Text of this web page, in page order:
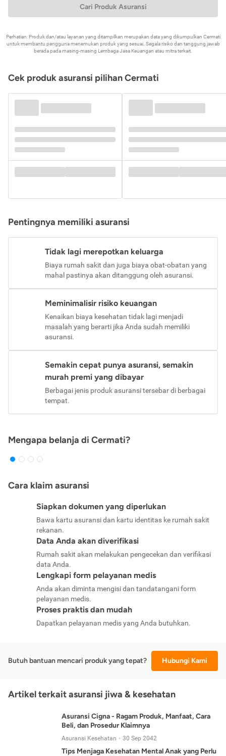
Cari Produk Asuransi
Perhatian: Produk dan/atau layanan yang ditampilkan merupakan data yang dikumpulkan Cermati
untuk membantu pengguna menemukan produk yang sesuai. Segala risiko dan tanggung jawab
berada pada masing-masing Lembaga Jasa Keuangan atau mitra terkait.
Cek produk asuransi pilihan Cermati
Pentingnya memiliki asuransi
Tidak lagi merepotkan keluarga
Biaya rumah sakit dan juga biaya obat-obatan yang
mahal pastinya akan ditanggung oleh asuransi.
Meminimalisir risiko keuangan
Kenaikan biaya kesehatan tidak lagi menjadi
masalah yang berarti jika Anda sudah memiliki
asuransi.
Semakin cepat punya asuransi, semakin
murah premi yang dibayar
Berbagai jenis produk asuransi tersebar di berbagai
tempat.
Mengapa belanja di Cermati?
Cara klaim asuransi
Siapkan dokumen yang diperlukan
Bawa kartu asuransi dan kartu identitas ke rumah sakit
rekanan.
Data Anda akan diverifikasi
Rumah sakit akan melakukan pengecekan dan verifikasi
data Anda.
Lengkapi form pelayanan medis
Anda akan diminta mengisi dan tandatangani form
pelayanan medis.
Proses praktis dan mudah
Dapatkan pelayanan medis yang Anda butuhkan.
Butuh bantuan mencari produk yang tepat? Hubungi Kami
Artikel terkait asuransi jiwa & kesehatan
Asuransi Cigna - Ragam Produk, Manfaat, Cara
Beli, dan Prosedur Klaimnya
Asuransi Kesehatan 30 Sep 2042
Tips Menjaga Kesehatan Mental Anak yang Perlu